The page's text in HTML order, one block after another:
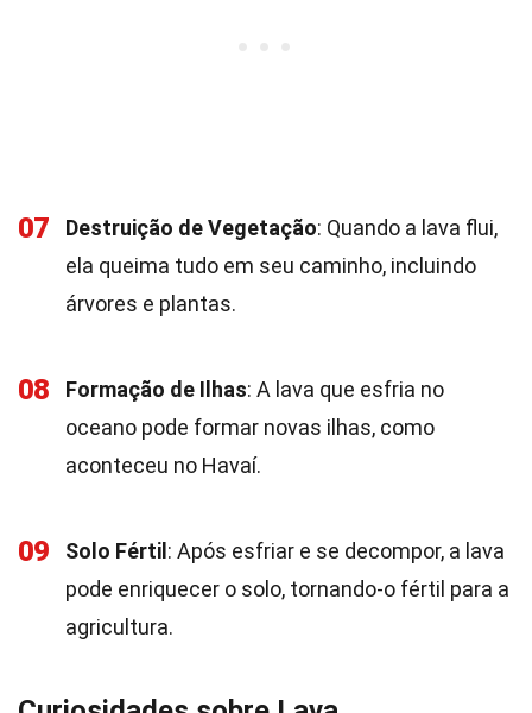
07 Destruição de Vegetação: Quando a lava flui,
ela queima tudo em seu caminho, incluindo
árvores e plantas.
08 Formação de Ilhas: A lava que esfria no
oceano pode formar novas ilhas, como
aconteceu no Havaí.
09 Solo Fértil : Após esfriar e se decompor, a lava
pode enriquecer o solo, tornando-o fértil para a
agricultura.